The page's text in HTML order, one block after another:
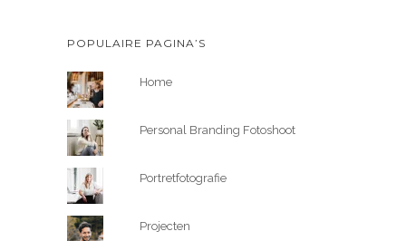
POPULAIRE PAGINA’S
Home
Personal Branding Fotoshoot
Portretfotografie
Projecten